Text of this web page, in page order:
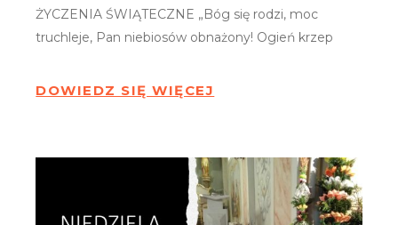
ŻYCZENIA ŚWIĄTECZNE „Bóg się rodzi, moc
truchleje, Pan niebiosów obnażony! Ogień krzep
DOWIEDZ SIĘ WIĘCEJ